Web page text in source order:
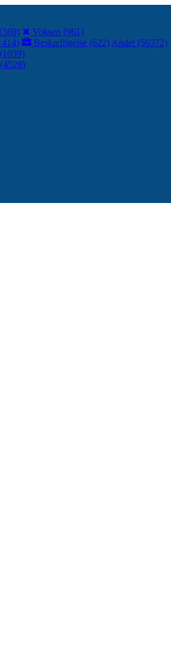
Voksen (961)
Beskæftigelse (622) Andet (50372)